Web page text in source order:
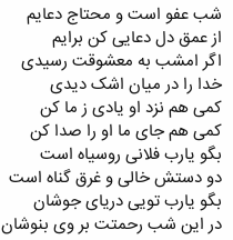
شب عفو است و محتاج دعایم
از عمق دل دعایی کن برایم
اگر امشب به معشوقت رسیدی
خدا را در میان اشک دیدی
کمی هم نزد او یادی ز ما کن
کمی هم جای ما او را صدا کن
بگو یارب فلانی روسیاه است
دو دستش خالی و غرق گناه است
بگو یارب تویی دریای جوشان
در این شب رحمتت بر وی بنوشان